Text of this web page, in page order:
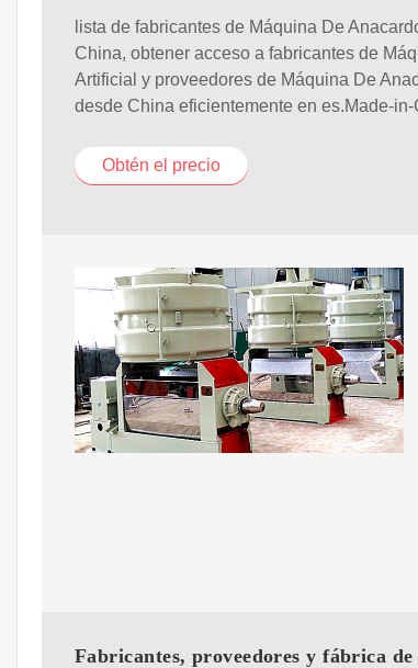
lista de fabricantes de Máquina De
China, obtener acceso a fabricantes de
Artificial y proveedores de Máquina De
desde China eficientemente en es.Made-
Obtén el precio
Fabricantes, proveedores y fábrica